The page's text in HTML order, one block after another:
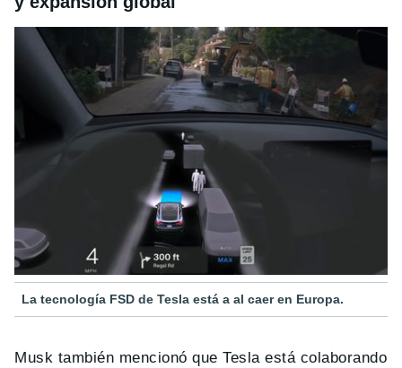
La tecnología FSD de Tesla está a al caer en Europa.
Musk también mencionó que Tesla está colaborando